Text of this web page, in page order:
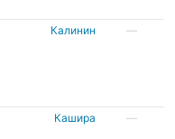
Калинин —
Кашира —